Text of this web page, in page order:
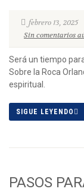
febrero 13, 2025
Sin comentarios
Será un tiempo
Sobre la Roca
espiritual.
SIGUE LEYENDO
PASOS